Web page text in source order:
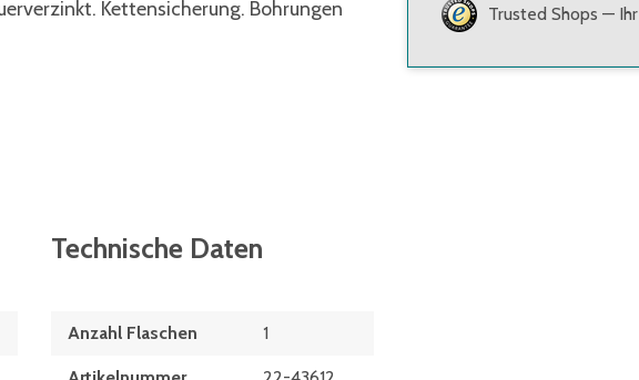
Kettensicherung. Bohrungen
Technische Daten
Anzahl Flaschen 1
Trusted Shops —